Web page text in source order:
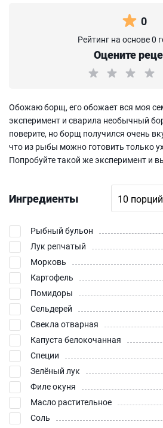
0
Рейтинг на основе 0
Оцените
Обожаю борщ, его обожает вся моя
эксперимент и сварила необычный
поверите, но борщ получился очень
что из рыбы можно готовить только
Попробуйте такой же эксперимент и
Ингредиенты
Рыбный бульон
Лук репчатый
Морковь
Картофель
Помидоры
Сельдерей
Свекла отварная
Капуста белокочанная
Специи
Зелёный лук
Филе окуня
Масло растительное
Соль